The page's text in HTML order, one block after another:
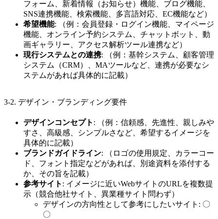
フォーム、新着情報（お知らせ）機能、ブログ機能、
SNS連携機能、検索機能、多言語対応、EC機能など）
希望機能: （例：会員登録・ログイン機能、マイページ
機能、オンライン予約システム、チャットボット、動
画ギャラリー、アクセス解析ツール連携など）
現行システムとの連携: （例：基幹システム、顧客管理
システム（CRM）、MAツールなど、連携が必要なシ
ステムがあれば具体的に記載）
3-2. デザイン・ブランディング要件
デザインコンセプト : （例：信頼感、先進性、親しみや
すさ、高級感、シンプルさなど、希望するイメージを
具体的に記載）
ブランドガイドライン: （ロゴの使用規定、カラーコー
ド、フォント指定などがあれば、別途資料を添付する
か、その旨を記載）
参考サイト : イメージに近いWebサイトのURLを複数提
示（競合他社サイト、異業種サイト問わず）
デザインの方向性として参考にしたいサイト: 〇
〇